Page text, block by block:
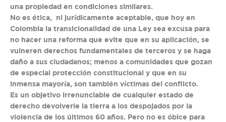
una propiedad en condiciones similares.
No es ética, ni jurídicamente aceptable, que hoy en
Colombia la transicionalidad de una Ley sea excusa para
no hacer una reforma que evite que en su aplicación, se
vulneren derechos fundamentales de terceros y se haga
daño a sus ciudadanos; menos a comunidades que gozan
de especial protección constitucional y que en su
inmensa mayoría, son también víctimas del conflicto.
Es un objetivo irrenunciable de cualquier estado de
derecho devolverle la tierra a los despojados por la
violencia de los últimos 60 años. Pero no es óbice para